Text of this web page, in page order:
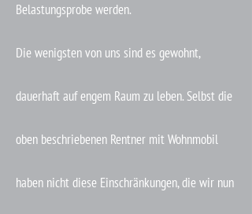
Belastungsprobe werden.
Die wenigsten von uns sind es gewohnt,
dauerhaft auf engem Raum zu leben. Selbst die
oben beschriebenen Rentner mit Wohnmobil
haben nicht diese Einschränkungen, die wir nun